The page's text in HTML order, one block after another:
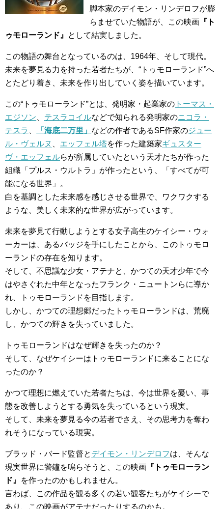
脚本家のデイモン・リンデロフが膨
らませていた物語が、この映画 『ト
ゥモローランド』
として結実しました。
この物語の舞台となっているのは、1964年、そして現代。
未来を夢見る力を持った若者たちが、“トゥモローランド”へ
とたどり着き、未来を作り出していく姿を描いています。
この“トゥモローランド”とは、発明家・起業家の トーマス・
エジソン
テスラコイルなどで知られる発明家のニコラ・
テスラ
「海底二万里」 などの作者であるSF作家のジュー
ル・ヴェルヌ
エッフェル塔を作った建築家ギュスター
ヴ・エッフェルらが所属していたという天才たちが作った
組織「プルス・ウルトラ」が作ったという、「すべてが可
能になる世界」。
白を基調とした未来感を感じさせる世界で、ワクワクする
ような、美しく未来的な世界が広がっています。
未来を夢見て行動しようとする女子高生のケイシー・ウォ
ーカーは、あるバッジを手にしたことから、このトゥモロ
ーランドの存在を知ります。
そして、不思議な少女・アテナと、かつての天才少年で今
はやさぐれた中年となったフランク・ニュートンらに導か
れ、トゥモローランドを目指します。
しかし、かつての理想郷だったトゥモローランドは、荒廃
し、かつての輝きを失っていました。
トゥモローランドはなぜ輝きを失ったのか？
そして、なぜケイシーはトゥモローランドに来ることにな
ったのか？
かつて理想に燃えていた若者たちは、今は世界を憂い、事
態を改善しようとする勇気を失っているという現実。
そして、未来を夢見る今の若者でさえ、その思考力を奪わ
れそうになっている現実。
ブラッド・バード監督と デイモン・リンデロフは、そんな
現実世界に警鐘を鳴らそうと、この映画 『トゥモローラン
ド』
を作ったのかもしれません。
言わば、この作品を観る多くの若い観客たちがケイシーで
あり、この映画がアテナだったりするのかも。